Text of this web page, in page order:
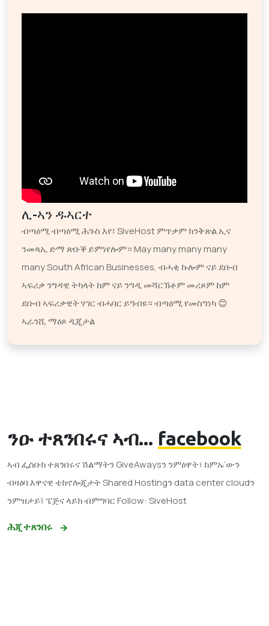
ሊ-ኣን ዱኣርተ
ብጣዕሚ ብጣዕሚ ሕጉስ እየ፣ SiveHost ምጥቃም ክንቅጽል ኢና
ንመጻኢ ድማ ጽቡቕ ይምነየሎም። May many many many
many South African Businesses, ብሓቂ ኩሎም ናይ ደቡብ
ኣፍሪቃ ንግዳዊ ትካላት ከም ናይ ንግዲ መሻርኽቶም መሪጾም ከም
ደቡብ ኣፍሪቃዊት ሃገር ብሓባር ይዓብዩ። ብጣዕሚ የመስግነካ 😊
ኣራንሺ ማዕጾ ዲጂታል
ንዑ ተጸንበሩና ኣብ... facebook
ኣብ ፌስቡክ ተጸንበሩና ሽልማትን GiveAwaysን ንምዕዋት፣ ከምኡ’ውን
ብዛዕባ እዋናዊ ቴክኖሎጂታት Shared Hostingን data center cloudን
ንምዝታይ፤ ፔጅና ላይክ ብምግባር Follow: SiveHost
ሕጂ ተጸንበሩ